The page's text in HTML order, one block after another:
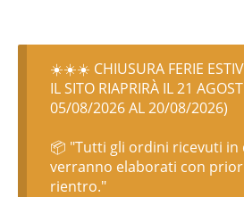
☀️☀️☀️ CHIUSURA FERIE
IL SITO RIAPRIRÀ IL 21
05/08/2026 AL 20/08/2026)
📦 "Tutti gli ordini ricevuti
verranno elaborati con
rientro."